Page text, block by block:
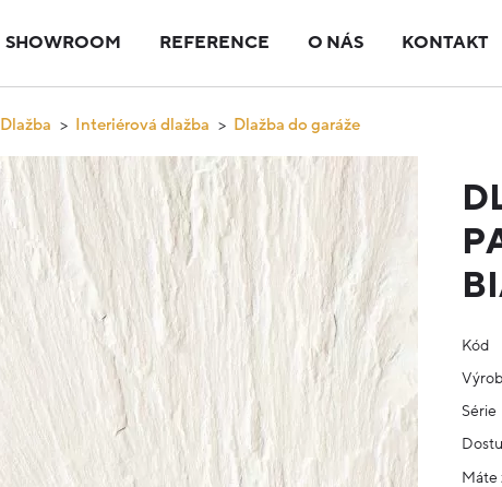
SHOWROOM REFERENCE O NÁS KONTAKT
Dlažba Interiérová dlažba Dlažba do garáže
Kód
Série
Máte